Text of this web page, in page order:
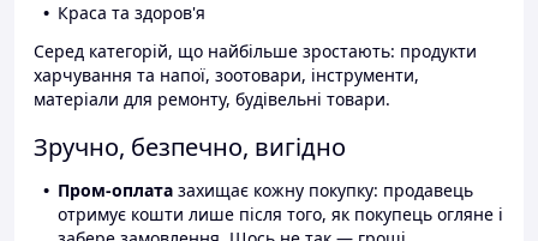
Краса та здоров'я
Серед категорій, що найбільше зростають: продукти
харчування та напої, зоотовари, інструменти,
матеріали для ремонту, будівельні товари.
Зручно, безпечно, вигідно
Пром-оплата захищає кожну покупку: продавець
отримує кошти лише після того, як покупець огляне і